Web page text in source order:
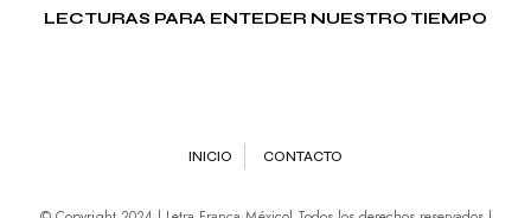
LECTURAS PARA ENTEDER NUESTRO TIEMPO
INICIO CONTACTO